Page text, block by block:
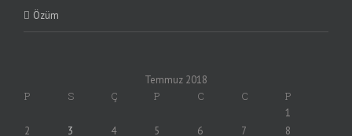
Özüm
Temmuz 2018
P S Ç P C C P
1
2
3 4 5 6 7 8